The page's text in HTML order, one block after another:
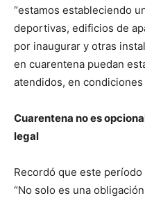
“estamos estableciendo
deportivas, edificios de
por inaugurar y otras
en cuarentena puedan
atendidos, en condiciones
Cuarentena no es
legal
Recordó que este
“No solo es una